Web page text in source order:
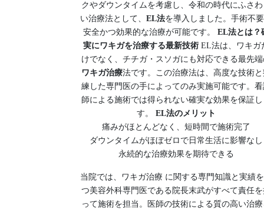
クやダウンタイムを考慮し、令和の時代にふさ
い治療法として、 EL法を導入しました。手術不
安全かつ効果的な治療が可能です。 EL法とは？
実にワキガを治療する最新技術 EL法は、ワキガ
けでなく、チチガ・スソガにも対応できる最先
ワキガ治療法です。この治療法は、高度な技術
練した専門医の手によってのみ実施可能です。
師による施術では得られない確実な効果を保証
す。 EL法のメリット
痛みがほとんどなく、短時間で施術完了
ダウンタイムがほぼゼロで日常生活に影響なし
永続的な治療効果を期待できる
当院では、ワキガ治療 に関する専門知識と実績
つ美容外科専門医である院長末武がすべて責任
って施術を担当。医師の技術による質の高い治